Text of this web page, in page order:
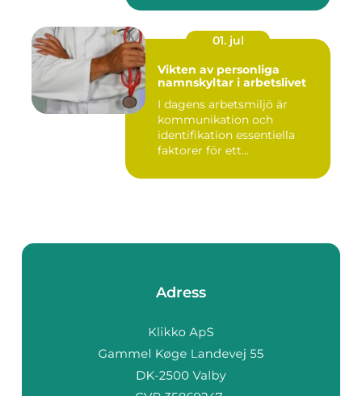
01. jul
Vikten av personliga
namnskyltar i arbetslivet
I dagens arbetsmiljö är
kommunikation och
identifikation essentiella
faktorer för ett...
Adress